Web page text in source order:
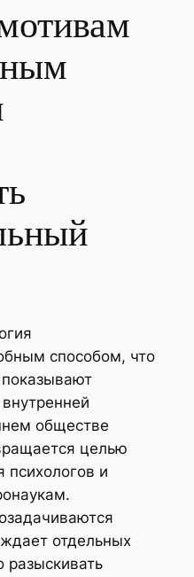
способом, что
обществе
целью
психологов и
отдельных
разыскивать